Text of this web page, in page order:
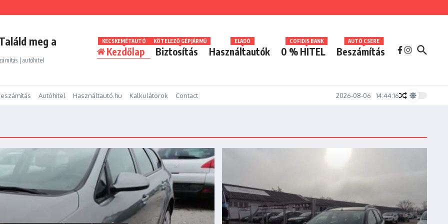
meg a
| autóhitel
Kezdőlap
KECSKEMÉTAUTÓ
Biztosítás
KÖTELEZŐ GÉPJÁRMŰ
Használtautók
ELADÓ
0 % HITEL
COFIDIS BANK
Beszámítás
AUTÓ CSERE
Autóhitel Használtautó.hu Kalkulátorok Contact 2026-08-06 14:44:16